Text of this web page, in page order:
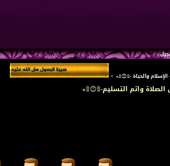
والحياة -۩۞۩» >
الصلاة واتم التسليم-۩۞۩»